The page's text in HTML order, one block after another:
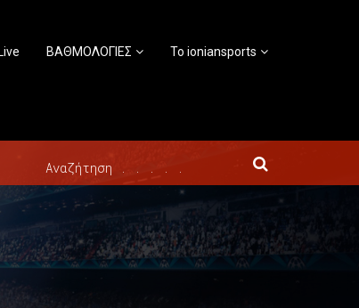
Live ΒΑΘΜΟΛΟΓΙΕΣ Το ioniansports